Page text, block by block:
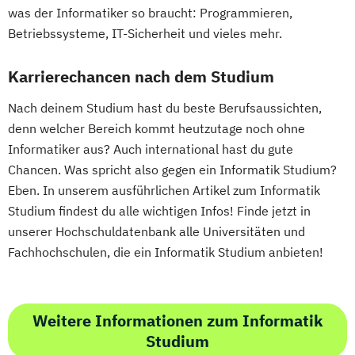
Beratung und Personalentwicklung
Finance
Accounting und Taxation (DE/EN)
Finanzmanagement
Finanzmanagement für Bankkaufleute
Gartenbau
General Management
Gerontologie
Gesundheitspsychologie
Gesundheitspädagogik
was der Informatiker so braucht: Programmieren,
Betriebssysteme, IT-Sicherheit und vieles mehr.
Karrierechancen nach dem Studium
Nach deinem Studium hast du beste Berufsaussichten,
denn welcher Bereich kommt heutzutage noch ohne
Informatiker aus? Auch international hast du gute
Chancen. Was spricht also gegen ein Informatik Studium?
Eben. In unserem ausführlichen Artikel zum Informatik
Studium findest du alle wichtigen Infos! Finde jetzt in
unserer Hochschuldatenbank alle Universitäten und
Fachhochschulen, die ein Informatik Studium anbieten!
Weitere Informationen zum Informatik
Studium